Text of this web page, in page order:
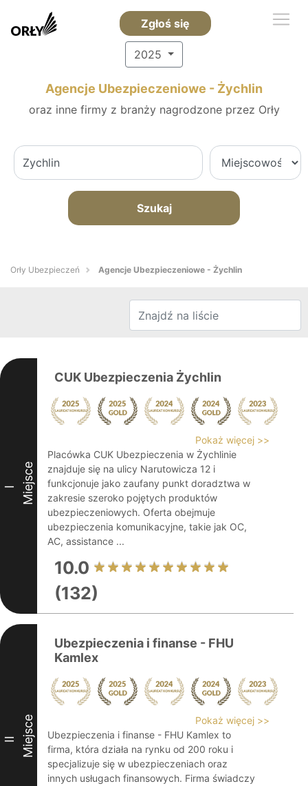
Zgłoś się
2025
Agencje Ubezpieczeniowe - Żychlin
oraz inne firmy z branży nagrodzone przez Orły
Szukaj
Orły Ubezpieczeń Agencje Ubezpieczeniowe - Żychlin
I Miejsce
CUK Ubezpieczenia Żychlin
Pokaż więcej >>
Placówka CUK Ubezpieczenia w Żychlinie
znajduje się na ulicy Narutowicza 12 i
funkcjonuje jako zaufany punkt doradztwa w
zakresie szeroko pojętych produktów
ubezpieczeniowych. Oferta obejmuje
ubezpieczenia komunikacyjne, takie jak OC,
AC, assistance ...
10.0
(132)
II Miejsce
Ubezpieczenia i finanse - FHU
Kamlex
Pokaż więcej >>
Ubezpieczenia i finanse - FHU Kamlex to
firma, która działa na rynku od 200 roku i
specjalizuje się w ubezpieczeniach oraz
innych usługach finansowych. Firma świadczy